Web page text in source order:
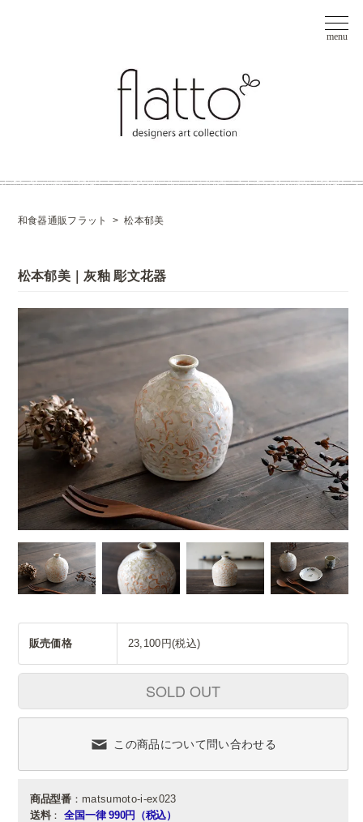
和食器通販フラット >松本郁美
松本郁美｜灰釉 彫文花器
販売価格 23,100円(税込)
SOLD OUT
この商品について問い合わせる
商品型番：matsumoto-i-ex023
送料： 全国一律 990円（税込）